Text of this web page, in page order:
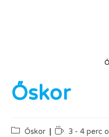
Őskor
Őskor 3 - 4 perc